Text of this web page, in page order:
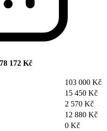
78 172 Kč
103 000 Kč
15 450 Kč
2 570 Kč
12 880 Kč
0 Kč